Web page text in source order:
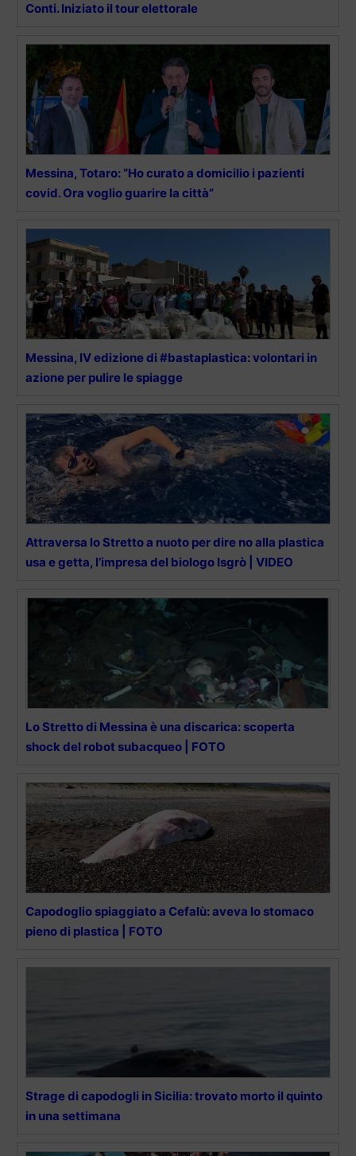
Conti. Iniziato il tour elettorale
Messina, Totaro: “Ho curato a domicilio i pazienti
covid. Ora voglio guarire la città”
Messina, IV edizione di #bastaplastica: volontari in
azione per pulire le spiagge
Attraversa lo Stretto a nuoto per dire no alla plastica
usa e getta, l’impresa del biologo Isgrò | VIDEO
Lo Stretto di Messina è una discarica: scoperta
shock del robot subacqueo | FOTO
Capodoglio spiaggiato a Cefalù: aveva lo stomaco
pieno di plastica | FOTO
Strage di capodogli in Sicilia: trovato morto il quinto
in una settimana